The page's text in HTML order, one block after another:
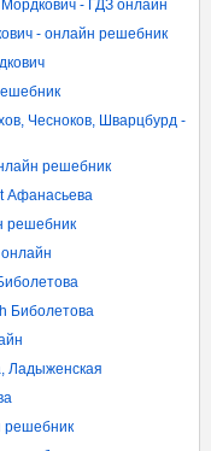
- ГДЗ онлайн
- онлайн решебник
Чесноков, Шварцбурд -
решебник
Афанасьева
решебник
Биболетова
Ладыженская
решебник